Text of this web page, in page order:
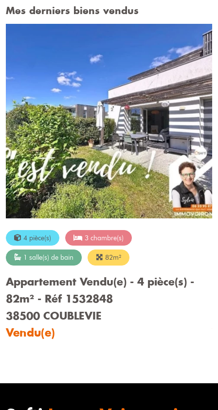
Mes derniers biens vendus
4 pièce(s) 3 chambre(s)
1 salle(s) de bain 82m²
Appartement Vendu(e) - 4 pièce(s) -
82m² - Réf 1532848
38500 COUBLEVIE
Vendu(e)